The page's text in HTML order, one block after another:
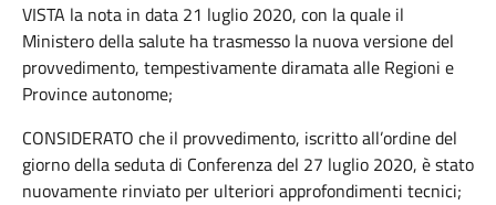
VISTA la nota in data 21 luglio 2020, con la quale il
Ministero della salute ha trasmesso la nuova versione del
provvedimento, tempestivamente diramata alle Regioni e
Province autonome;
CONSIDERATO che il provvedimento, iscritto all’ordine del
giorno della seduta di Conferenza del 27 luglio 2020, è stato
nuovamente rinviato per ulteriori approfondimenti tecnici;